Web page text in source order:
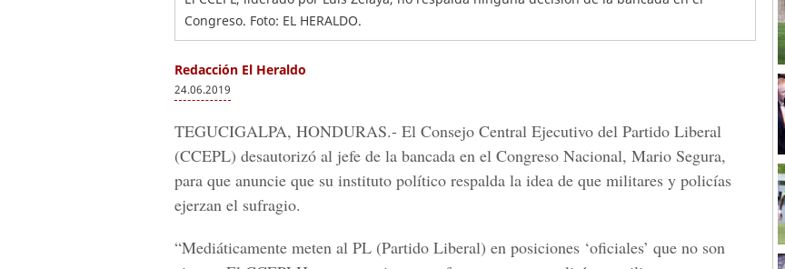
Congreso. Foto: EL HERALDO.
Redacción El Heraldo
24.06.2019
TEGUCIGALPA, HONDURAS.- El Consejo Central Ejecutivo del Partido Liberal
(CCEPL) desautorizó al jefe de la bancada en el Congreso Nacional, Mario Segura,
para que anuncie que su instituto político respalda la idea de que militares y policías
ejerzan el sufragio.
“Mediáticamente meten al PL (Partido Liberal) en posiciones ‘oficiales’ que no son